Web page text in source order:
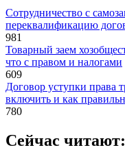
Сотрудничество с
переквалификацию
981
Товарный заем
что с правом и налогами
609
Договор уступки права
включить и как
780
Сейчас читают: